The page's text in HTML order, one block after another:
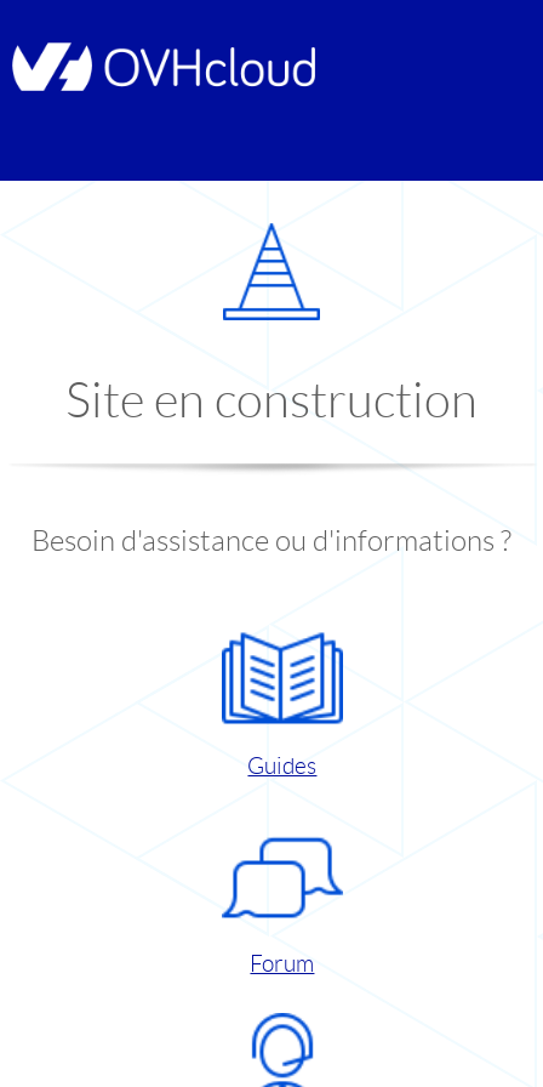
Site en construction
Besoin d'assistance ou d'informations ?
Guides
Forum